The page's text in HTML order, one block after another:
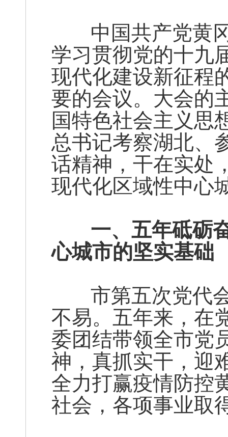
中国共产党黄冈
学习贯彻党的十九
现代化建设新征程
要的会议。大会的
国特色社会主义思
总书记考察湖北、
话精神，干在实处
现代化区域性中心
一、五年砥砺奋
心城市的坚实基础
市第五次党代会
不易。五年来，在
委团结带领全市党
神，真抓实干，迎
全力打赢疫情防控
社会，各项事业取